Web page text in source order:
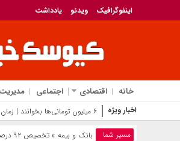
اینفوگرافیک ویدئو یادداشت
خانه اقتصادی اجتماعی
اخبار ویژه ۶ میلیون تومانی‌ها بخوانند | زمان واریز یارانه مرداد ۱۴۰۵ و مبلغ دقیق مستمری مددجوی
مسیر شما بانک‌ و بیمه » تخصیص ۹۲ درصد منابع بانک مسکن به بخش مسکن در سال ۱۴۰۰